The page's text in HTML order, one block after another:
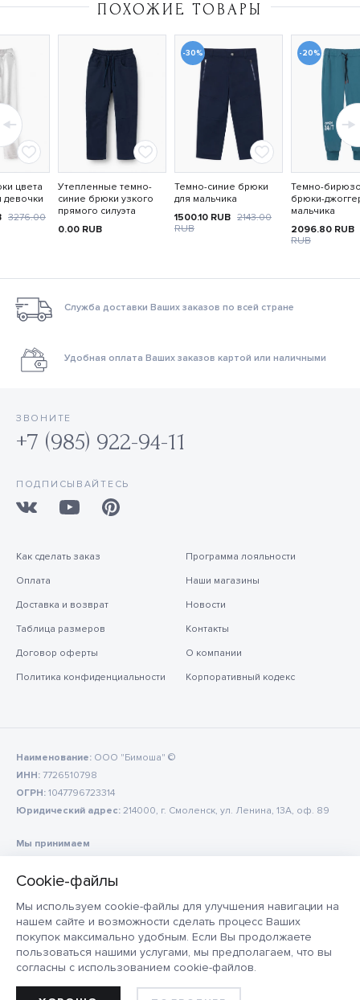
Мы используем cookie-файлы для улучшения навигации на
нашем сайте и возможности сделать процесс Ваших
покупок максимально удобным. Если Вы продолжаете
пользоваться нашими услугами, мы предполагаем, что вы
согласны с использованием cookie-файлов.
ПОХОЖИЕ ТОВАРЫ
цвета
девочки
3276.00
Утепленные темно-
синие брюки узкого
прямого силуэта
0.00 RUB
-30%
Темно-синие брюки
для мальчика
1500.10 RUB 2143.00
RUB
-20%
Темно-
брюки-
мальчика
2096.80 RUB
RUB
Служба доставки Ваших заказов по всей стране
Удобная оплата Ваших заказов картой или наличными
ЗВОНИТЕ
+7 (985) 922-94-11
ПОДПИСЫВАЙТЕСЬ
Как сделать заказ
Оплата
Доставка и возврат
Таблица размеров
Договор оферты
Политика конфиденциальности
Программа лояльности
Наши магазины
Новости
Контакты
О компании
Корпоративный кодекс
Наименование: ООО "Бимоша" ©
ИНН: 7726510798
ОГРН: 1047796723314
Юридический адрес: 214000, г. Смоленск, ул. Ленина, 13А, оф. 89
Мы принимаем